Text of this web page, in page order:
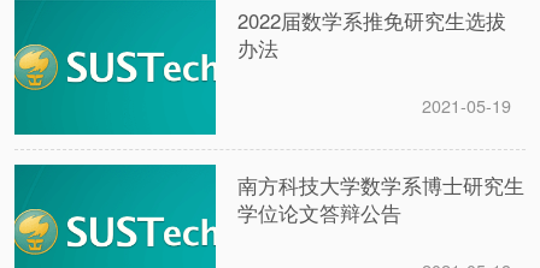
2022届数学系推免研究生选拔
办法
2021-05-19
南方科技大学数学系博士研究生
学位论文答辩公告